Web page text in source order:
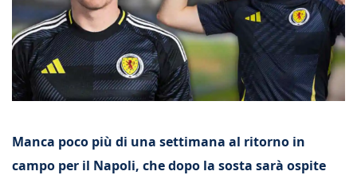
Manca poco più di una settimana al ritorno in
campo per il Napoli, che dopo la sosta sarà ospite